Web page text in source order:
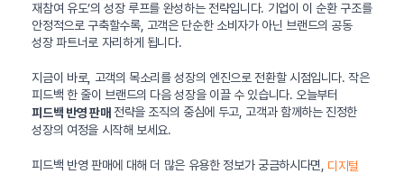
재참여 유도’의 성장 루프를 완성하는 전략입니다. 기업이 이 순환 구조를
안정적으로 구축할수록, 고객은 단순한 소비자가 아닌 브랜드의 공동
성장 파트너로 자리하게 됩니다.
지금이 바로, 고객의 목소리를 성장의 엔진으로 전환할 시점입니다. 작은
피드백 한 줄이 브랜드의 다음 성장을 이끌 수 있습니다. 오늘부터
피드백 반영 판매전략을 조직의 중심에 두고, 고객과 함께하는 진정한
성장의 여정을 시작해 보세요.
피드백 반영 판매에 대해 더 많은 유용한 정보가 궁금하시다면, 디지털